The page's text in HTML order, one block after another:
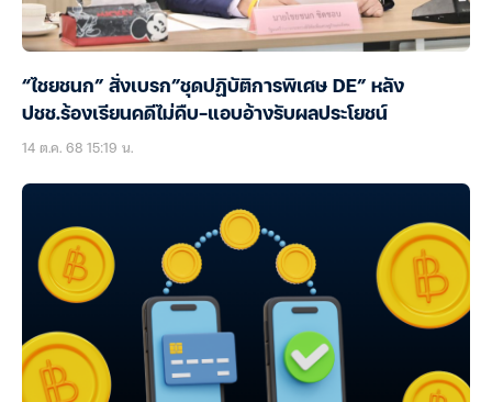
“ไชยชนก” สั่งเบรก”ชุดปฏิบัติการพิเศษ DE” หลัง
ปชช.ร้องเรียนคดีไม่คืบ-แอบอ้างรับผลประโยชน์
14 ต.ค. 68 15:19 น.